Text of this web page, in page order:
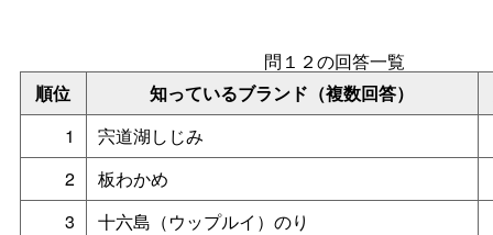
順位 知っているブランド（複数回答）
問１２の回答一覧
1
宍道湖しじみ
2
板わかめ
3
十六島（ウップルイ）のり